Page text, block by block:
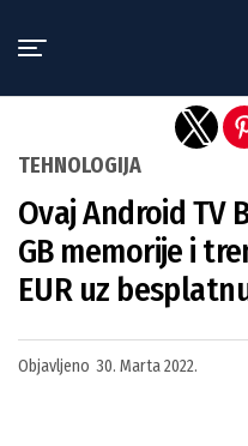
TEHNOLOGIJA
Ovaj Android TV
GB memorije i
EUR uz
Objavljeno 30. Marta 2022.